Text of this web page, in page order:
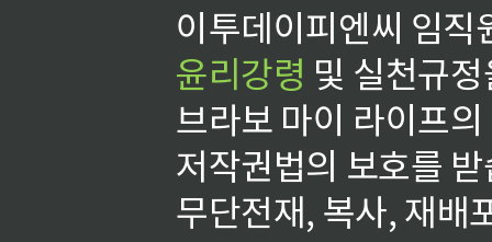
이투데이피엔씨 임
윤리강령 및 실천규
브라보 마이 라이프
저작권법의 보호를
무단전재, 복사, 재배